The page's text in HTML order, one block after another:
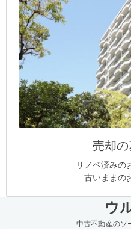
売却
リノベ済みの
古いままの
ウ
中古不動産のソ